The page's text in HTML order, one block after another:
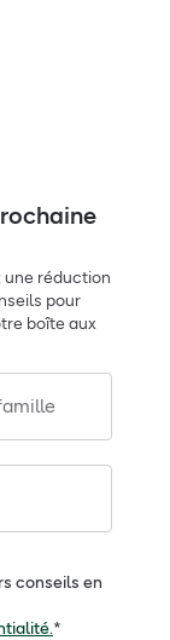
réduction
pour
boîte aux
conseils en
*